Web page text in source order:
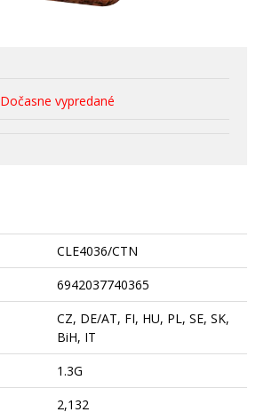
Dočasne vypredané
CLE4036/CTN
6942037740365
CZ, DE/AT, FI, HU, PL, SE, SK,
BiH, IT
1.3G
2,132